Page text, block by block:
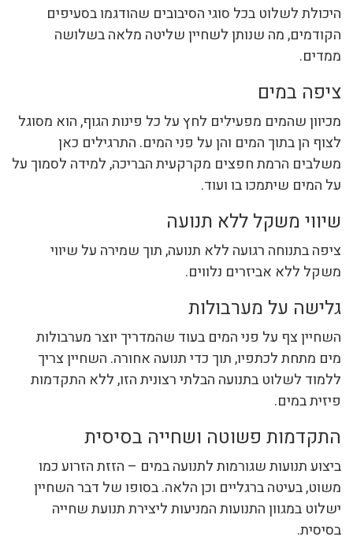
היכולת לשלוט בכל סוגי הסיבובים שהודגמו בסעיפים
הקודמים, מה שנותן לשחיין שליטה מלאה בשלושה
ממדים.
ציפה במים
מכיוון שהמים מפעילים לחץ על כל פינות הגוף, הוא מסוגל
לצוף הן בתוך המים והן על פני המים. התרגילים כאן
משלבים הרמת חפצים מקרקעית הבריכה, למידה לסמוך על
על המים שיתמכו בו ועוד.
שיווי משקל ללא תנועה
ציפה בתנוחה רגועה ללא תנועה, תוך שמירה על שיווי
משקל ללא אביזרים נלווים.
גלישה על מערבולות
השחיין צף על פני המים בעוד שהמדריך יוצר מערבולות
מים מתחת לכתפיו, תוך כדי תנועה אחורה. השחיין צריך
ללמוד לשלוט בתנועה הבלתי רצונית הזו, ללא התקדמות
פיזית במים.
התקדמות פשוטה ושחייה בסיסית
ביצוע תנועות שגורמות לתנועה במים – הזזת הזרוע כמו
משוט, בעיטה ברגליים וכן הלאה. בסופו של דבר השחיין
ישלוט במגוון התנועות המניעות ליצירת תנועת שחייה
בסיסית.